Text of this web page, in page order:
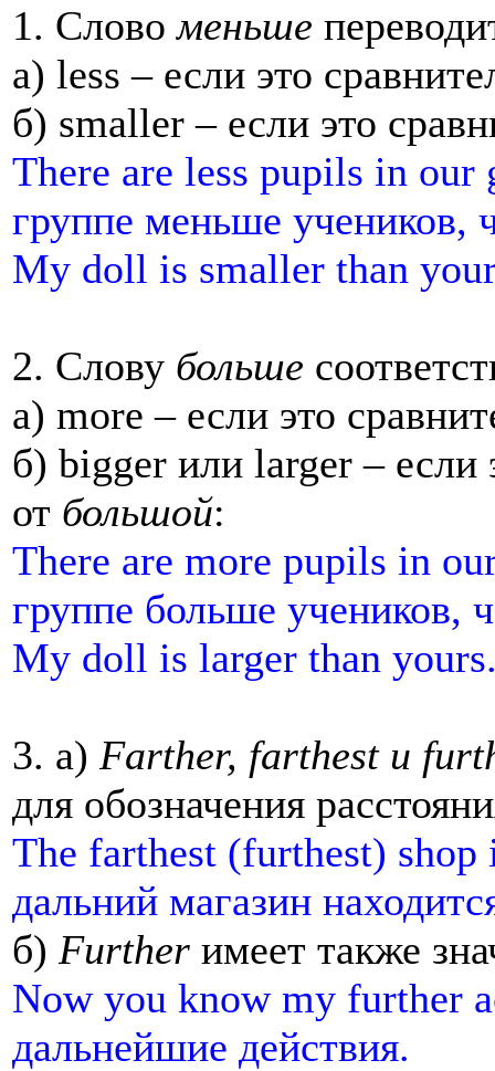
1. Словоменьше
a) less – если это
б) smaller – если это
There are less pupils in
группе меньше учеников,
My doll is smaller than
2. Слову больше
a) more – если это
б) bigger или larger – если
от большой:
There are more pupils in
группе больше учеников,
My doll is larger than
3. a) Farther, farthest и
для обозначения
The farthest (furthest)
дальний магазин
б) Further имеет также
Now you know my further
дальнейшие действия.